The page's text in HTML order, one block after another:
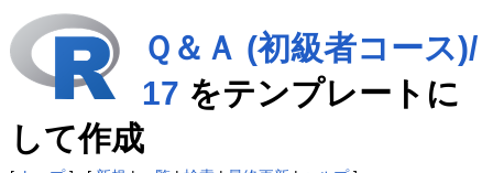
Ｑ＆Ａ (初級者コース)/
17 をテンプレートに
して作成